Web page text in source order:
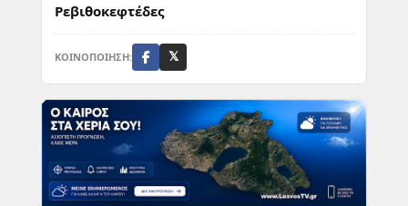
Ρεβιθοκεφτέδες
ΚΟΙΝΟΠΟΙΗΣΗ: 𝕏